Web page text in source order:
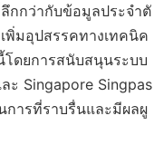
กกว่ากับข้อมูลประจำตั
พิ่มอุปสรรคทางเทคนิค
ดยการสนับสนุนระบบ
ะ Singapore Singpas
การที่ราบรื่นและมีผลผู